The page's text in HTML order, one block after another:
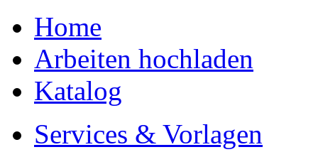
Home
Arbeiten hochladen
Katalog
Services & Vorlagen